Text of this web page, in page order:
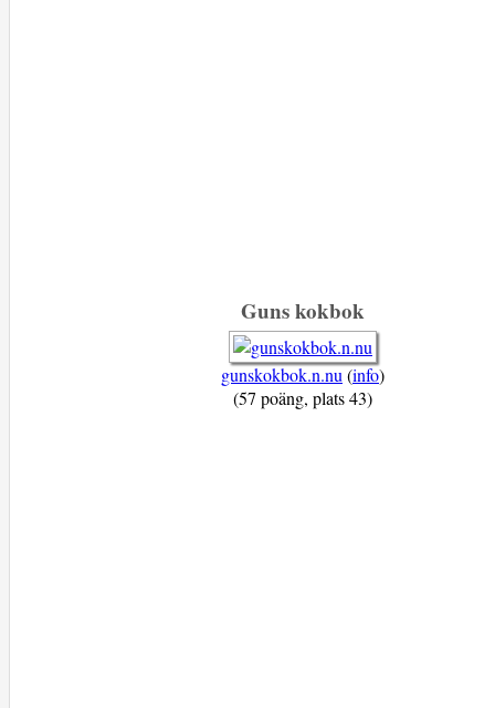
Guns kokbok
gunskokbok.n.nu (info)
(57 poäng, plats 43)